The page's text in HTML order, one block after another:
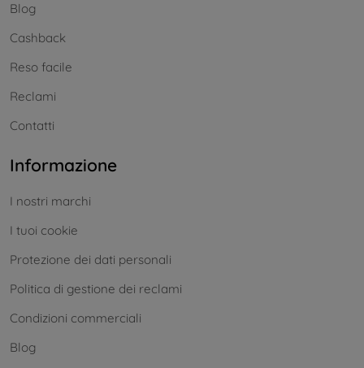
Blog
Cashback
Reso facile
Reclami
Contatti
Informazione
I nostri marchi
I tuoi cookie
Protezione dei dati personali
Politica di gestione dei reclami
Condizioni commerciali
Blog